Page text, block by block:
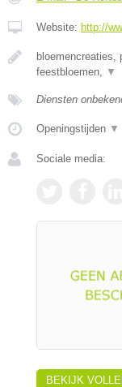
Website: http://
bloemencreaties,
feestbloemen, ▼
Diensten
Openingstijden ▼
Sociale media:
BEKIJK